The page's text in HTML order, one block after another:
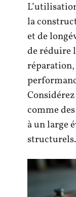
la
et de
de réduire
comme
à un large
structurels.